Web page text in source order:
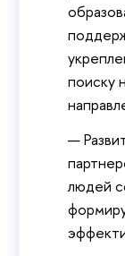
поиску
людей